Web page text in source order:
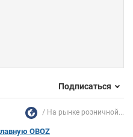
Подписаться
На рынке розничной...
OBOZ